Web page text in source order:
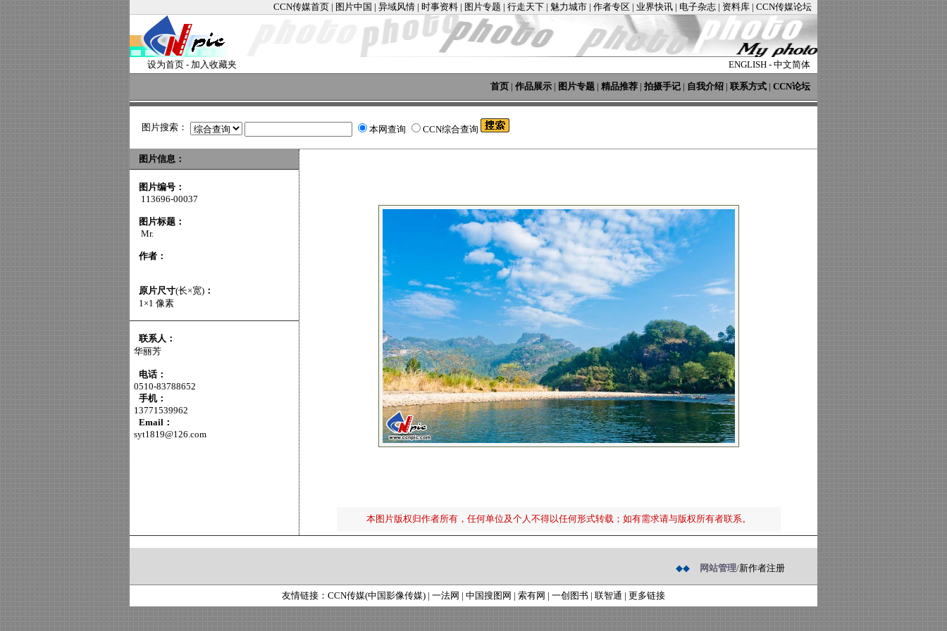
CCN传媒首页 | 图片中国 | 异域风情 | 时事资料 | 图片专题 | 行走天下 | 魅力城市 | 作者专区 | 业界快讯 | 电子杂志 | 资料库 | CCN传媒论坛
设为首页 - 加入收藏夹 ENGLISH - 中文简体
首页 | 作品展示 | 图片专题 | 精品推荐 | 拍摄手记 | 自我介绍 | 联系方式 | CCN论坛
图片搜索： 本网查询 CCN综合查询
图片信息：
图片编号：
113696-00037
图片标题：
Mr.
作者：
原片尺寸(长×宽) ：
1×1 像素
联系人：
华丽芳
电话：
0510-83788652
手机：
13771539962
Email：
syt1819@126.com
本图片版权归作者所有，任何单位及个人不得以任何形式转载；如有需求请与版权所有者联系。
◆◆ 网站管理/新作者注册
友情链接： CCN传媒(中国影像传媒) | 一法网 | 中国搜图网 | 索有网 | 一创图书 | 联智通 | 更多链接